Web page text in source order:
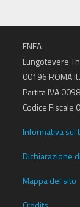
ENEA
Lungotevere
00196 ROMA
Partita IVA
Codice
Informativa sul
Dichiarazione
Mappa del sito